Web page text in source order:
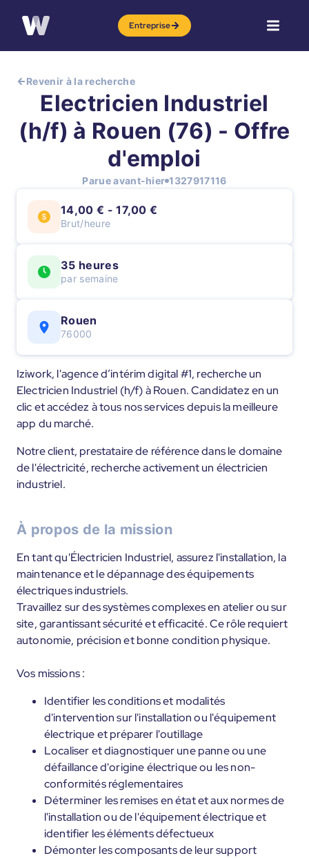
Entreprise
Revenir à la recherche
Electricien Industriel
(h/f) à Rouen (76) - Offre
d'emploi
Parue avant-hier 1327917116
14,00 € - 17,00 €
Brut/heure
35 heures
par semaine
Rouen
76000
Iziwork, l'agence d’intérim digital #1, recherche un
Electricien Industriel (h/f) à Rouen. Candidatez en un
clic et accédez à tous nos services depuis la meilleure
app du marché.
Notre client, prestataire de référence dans le domaine
de l'électricité, recherche activement un électricien
industriel.
À propos de la mission
En tant qu'Électricien Industriel, assurez l'installation, la
maintenance et le dépannage des équipements
électriques industriels.
Travaillez sur des systèmes complexes en atelier ou sur
site, garantissant sécurité et efficacité. Ce rôle requiert
autonomie, précision et bonne condition physique.
Vos missions :
Identifier les conditions et modalités
d'intervention sur l'installation ou l'équipement
électrique et préparer l'outillage
Localiser et diagnostiquer une panne ou une
défaillance d'origine électrique ou les non-
conformités réglementaires
Déterminer les remises en état et aux normes de
l'installation ou de l'équipement électrique et
identifier les éléments défectueux
Démonter les composants de leur support